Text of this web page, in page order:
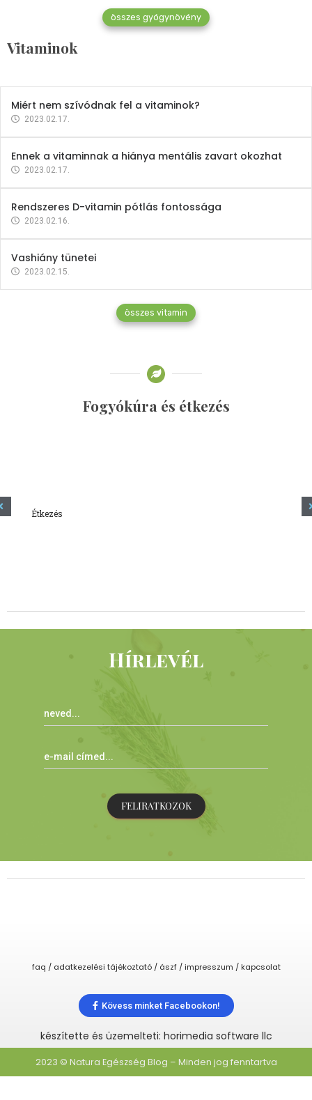
összes gyógynövény
Vitaminok
Mindent a B-12 vitaminról
2023.02.27.
Miért nem szívódnak fel a vitaminok?
2023.02.17.
Ennek a vitaminnak a hiánya mentális zavart okozhat
2023.02.17.
Rendszeres D-vitamin pótlás fontossága
2023.02.16.
Vashiány tünetei
2023.02.15.
összes vitamin
Fogyókúra és étkezés
Étkezés
Hírlevél
FELIRATKOZOK
faq / adatkezelési tájékoztató / ászf / impresszum / kapcsolat
Kövess minket Facebookon!
készítette és üzemelteti: horimedia software llc
2023 © Natura Egészség Blog – Minden jog fenntartva